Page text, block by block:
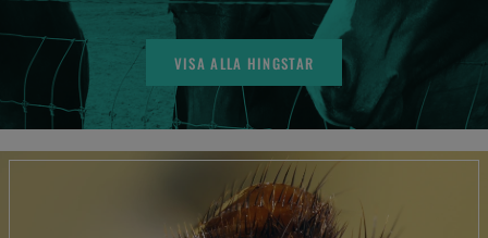
VISA ALLA HINGSTAR